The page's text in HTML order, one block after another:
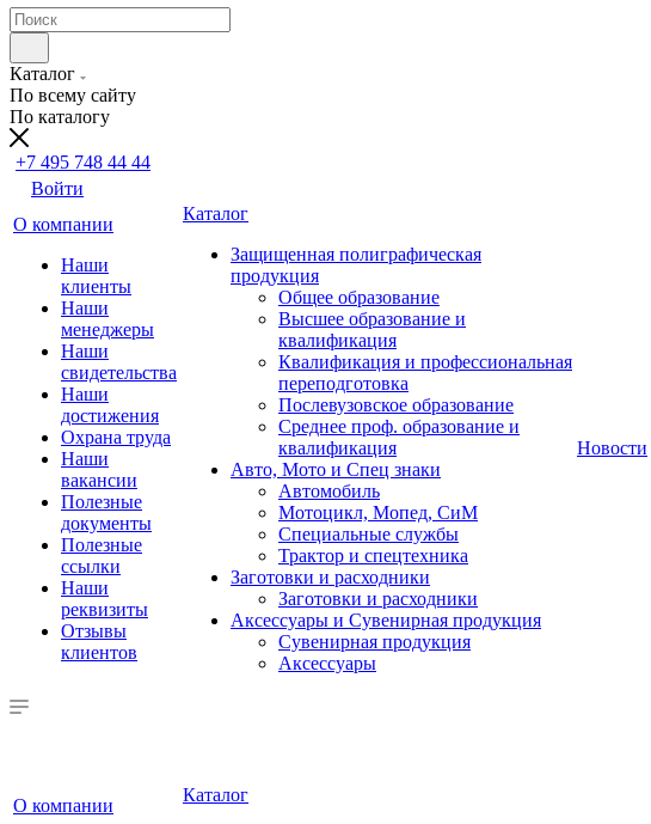
Каталог
По всему сайту
По каталогу
+7 495 748 44 44
Войти
О компании
Наши
клиенты
Наши
менеджеры
Наши
свидетельства
Наши
достижения
Охрана труда
Наши
вакансии
Полезные
документы
Полезные
ссылки
Наши
реквизиты
Отзывы
клиентов
Каталог
Защищенная полиграфическая
продукция
Общее образование
Высшее образование и
квалификация
Квалификация и профессиональная
переподготовка
Послевузовское образование
Среднее проф. образование и
квалификация
Авто, Мото и Спец знаки
Автомобиль
Мотоцикл, Мопед, СиМ
Специальные службы
Трактор и спецтехника
Заготовки и расходники
Заготовки и расходники
Аксессуары и Сувенирная продукция
Сувенирная продукция
Аксессуары
Новости
О компании
Каталог